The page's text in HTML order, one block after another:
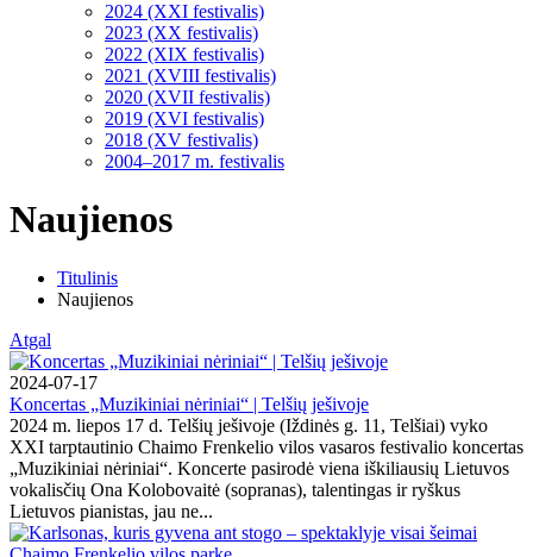
2024 (XXI festivalis)
2023 (XX festivalis)
2022 (XIX festivalis)
2021 (XVIII festivalis)
2020 (XVII festivalis)
2019 (XVI festivalis)
2018 (XV festivalis)
2004–2017 m. festivalis
Naujienos
Titulinis
Naujienos
Atgal
2024-07-17
Koncertas „Muzikiniai nėriniai“ | Telšių ješivoje
2024 m. liepos 17 d. Telšių ješivoje (Iždinės g. 11, Telšiai) vyko
XXI tarptautinio Chaimo Frenkelio vilos vasaros festivalio koncertas
„Muzikiniai nėriniai“. Koncerte pasirodė viena iškiliausių Lietuvos
vokalisčių Ona Kolobovaitė (sopranas), talentingas ir ryškus
Lietuvos pianistas, jau ne...